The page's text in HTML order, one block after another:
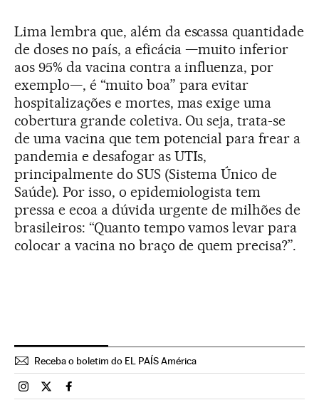
Lima lembra que, além da escassa quantidade
de doses no país, a eficácia —muito inferior
aos 95% da vacina contra a influenza, por
exemplo—, é “muito boa” para evitar
hospitalizações e mortes, mas exige uma
cobertura grande coletiva. Ou seja, trata-se
de uma vacina que tem potencial para frear a
pandemia e desafogar as UTIs,
principalmente do SUS (Sistema Único de
Saúde). Por isso, o epidemiologista tem
pressa e ecoa a dúvida urgente de milhões de
brasileiros: “Quanto tempo vamos levar para
colocar a vacina no braço de quem precisa?”.
Receba o boletim do EL PAÍS América
Brasil El País Brasil en Instagram
Brasil El País Brasil en Twitter
Brasil El País Brasil en Facebook